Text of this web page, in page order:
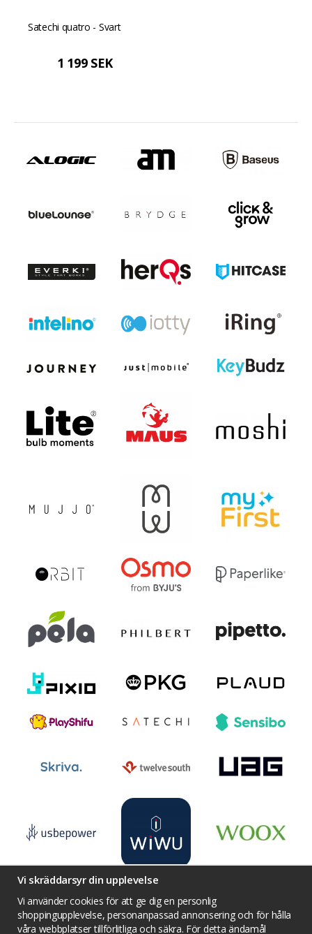
Satechi quatro - Svart
1 199 SEK
Vi skräddarsyr din upplevelse
Vi använder cookies för att ge dig en personlig
shoppingupplevelse, personanpassad annonsering och för hålla
våra webbplatser tillförlitliga och säkra. För detta ändamål